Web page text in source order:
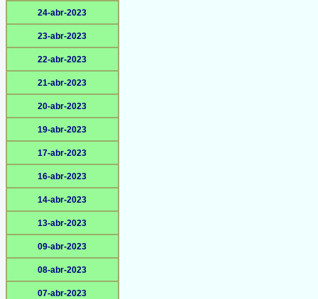
24-abr-2023
23-abr-2023
22-abr-2023
21-abr-2023
20-abr-2023
19-abr-2023
17-abr-2023
16-abr-2023
14-abr-2023
13-abr-2023
09-abr-2023
08-abr-2023
07-abr-2023